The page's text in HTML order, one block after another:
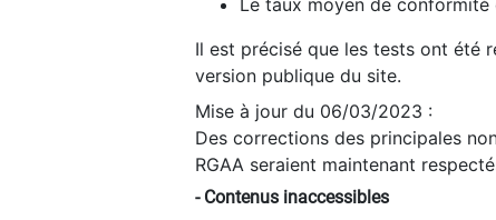
Le taux moyen de conformité
Il est précisé que les tests ont été
version publique du site.
Mise à jour du 06/03/2023 :
Des corrections des principales
RGAA seraient maintenant
- Contenus inaccessibles